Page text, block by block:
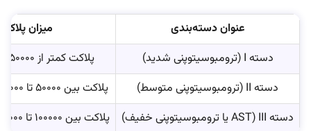
عنوان دسته‌بندی
میزان
دسته I (ترومبوسیتوپنی شدید)
پلاکت کمتر از 50000 در هر میلی‌متر مکعب
دسته II (ترومبوسیتوپنی متوسط)
پلاکت بین 50000 تا 100000 در هر میلی‌متر مکعب
دسته III (AST یا ترومبوسیتوپنی خفیف)
پلاکت بین 100000 تا 150000 در هر میلی‌متر مکعب